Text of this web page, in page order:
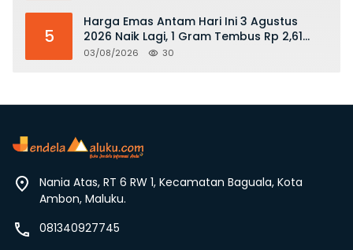
5
Harga Emas Antam Hari Ini 3 Agustus
2026 Naik Lagi, 1 Gram Tembus Rp 2,61
Juta
03/08/2026 30
Nania Atas, RT 6 RW 1, Kecamatan Baguala, Kota
Ambon, Maluku.
081340927745